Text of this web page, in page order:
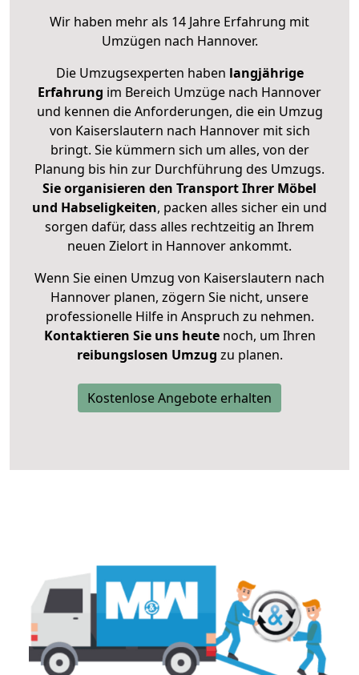
Wir haben mehr als 14 Jahre Erfahrung mit
Umzügen nach Hannover.
Die Umzugsexperten haben langjährige
Erfahrung im Bereich Umzüge nach Hannover
und kennen die Anforderungen, die ein Umzug
von Kaiserslautern nach Hannover mit sich
bringt. Sie kümmern sich um alles, von der
Planung bis hin zur Durchführung des Umzugs.
Sie organisieren den Transport Ihrer Möbel
und Habseligkeiten, packen alles sicher ein und
sorgen dafür, dass alles rechtzeitig an Ihrem
neuen Zielort in Hannover ankommt.
Wenn Sie einen Umzug von Kaiserslautern nach
Hannover planen, zögern Sie nicht, unsere
professionelle Hilfe in Anspruch zu nehmen.
Kontaktieren Sie uns heutenoch, um Ihren
reibungslosen Umzug zu planen.
Kostenlose Angebote erhalten